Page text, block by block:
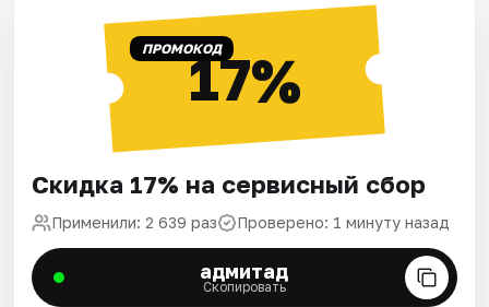
ПРОМОКОД17%
Скидка 17% на сервисный сбор
Применили: 2 639 раз Проверено: 1 минуту назад
адмитад
Скопировать